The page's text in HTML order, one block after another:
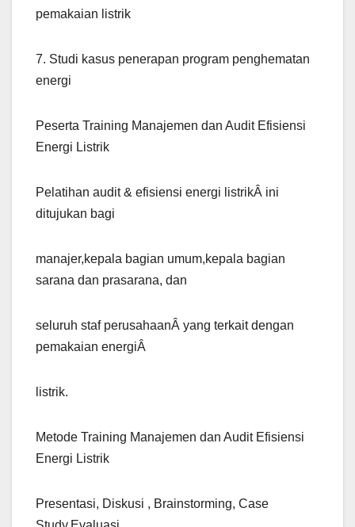
pemakaian listrik
7. Studi kasus penerapan program penghematan
energi
Peserta Training Manajemen dan Audit Efisiensi
Energi Listrik
Pelatihan audit & efisiensi energi listrikÂ ini
ditujukan bagi
manajer,kepala bagian umum,kepala bagian
sarana dan prasarana, dan
seluruh staf perusahaanÂ yang terkait dengan
pemakaian energiÂ
listrik.
Metode Training Manajemen dan Audit Efisiensi
Energi Listrik
Presentasi, Diskusi , Brainstorming, Case